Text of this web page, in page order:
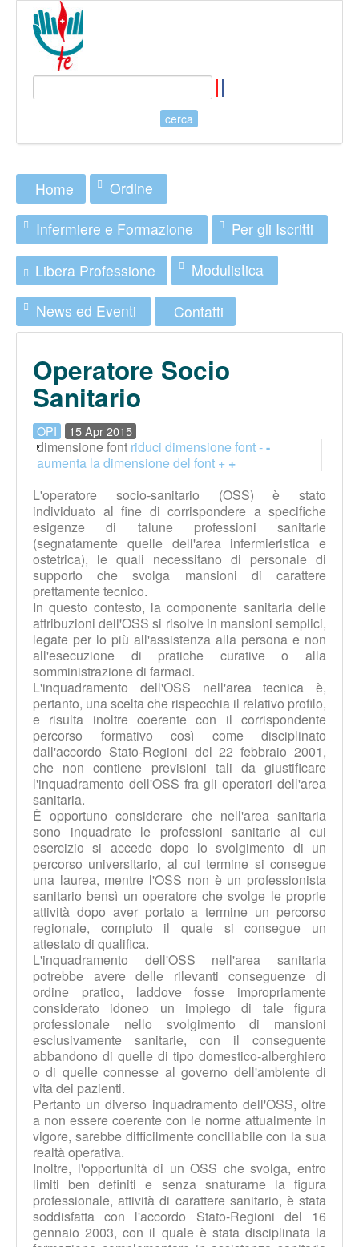
Home Ordine
Infermiere e Formazione Per gli Iscritti
Libera Professione Modulistica
News ed Eventi Contatti
Operatore Socio
Sanitario
OPI 15 Apr 2015
dimensione font riduci dimensione font --
aumenta la dimensione del font + +
L'operatore socio-sanitario (OSS) è stato
individuato al fine di corrispondere a specifiche
esigenze di talune professioni sanitarie
(segnatamente quelle dell'area infermieristica e
ostetrica), le quali necessitano di personale di
supporto che svolga mansioni di carattere
prettamente tecnico.
In questo contesto, la componente sanitaria delle
attribuzioni dell'OSS si risolve in mansioni semplici,
legate per lo più all'assistenza alla persona e non
all'esecuzione di pratiche curative o alla
somministrazione di farmaci.
L'inquadramento dell'OSS nell'area tecnica è,
pertanto, una scelta che rispecchia il relativo profilo,
e risulta inoltre coerente con il corrispondente
percorso formativo così come disciplinato
dall'accordo Stato-Regioni del 22 febbraio 2001,
che non contiene previsioni tali da giustificare
l'inquadramento dell'OSS fra gli operatori dell'area
sanitaria.
È opportuno considerare che nell'area sanitaria
sono inquadrate le professioni sanitarie al cui
esercizio si accede dopo lo svolgimento di un
percorso universitario, al cui termine si consegue
una laurea, mentre l'OSS non è un professionista
sanitario bensì un operatore che svolge le proprie
attività dopo aver portato a termine un percorso
regionale, compiuto il quale si consegue un
attestato di qualifica.
L'inquadramento dell'OSS nell'area sanitaria
potrebbe avere delle rilevanti conseguenze di
ordine pratico, laddove fosse impropriamente
considerato idoneo un impiego di tale figura
professionale nello svolgimento di mansioni
esclusivamente sanitarie, con il conseguente
abbandono di quelle di tipo domestico-alberghiero
o di quelle connesse al governo dell'ambiente di
vita dei pazienti.
Pertanto un diverso inquadramento dell'OSS, oltre
a non essere coerente con le norme attualmente in
vigore, sarebbe difficilmente conciliabile con la sua
realtà operativa.
Inoltre, l'opportunità di un OSS che svolga, entro
limiti ben definiti e senza snaturarne la figura
professionale, attività di carattere sanitario, è stata
soddisfatta con l'accordo Stato-Regioni del 16
gennaio 2003, con il quale è stata disciplinata la